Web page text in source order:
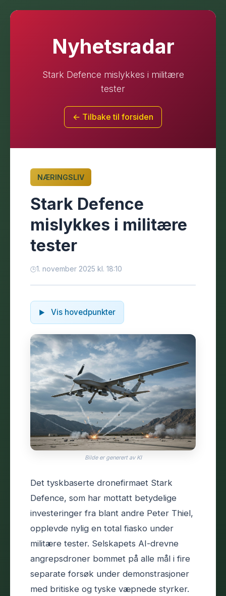
Nyhetsradar
Stark Defence mislykkes i militære
tester
← Tilbake til forsiden
NÆRINGSLIV
Stark Defence
mislykkes i militære
tester
1. november 2025 kl. 18:10
Vis hovedpunkter
Bilde er generert av KI
Det tyskbaserte dronefirmaet Stark
Defence, som har mottatt betydelige
investeringer fra blant andre Peter Thiel,
opplevde nylig en total fiasko under
militære tester. Selskapets AI-drevne
angrepsdroner bommet på alle mål i fire
separate forsøk under demonstrasjoner
med britiske og tyske væpnede styrker.